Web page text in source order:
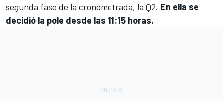
segunda fase de la cronometrada, la Q2. En ella se
decidió la pole desde las 11:15 horas.